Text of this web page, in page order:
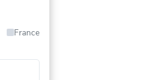
France